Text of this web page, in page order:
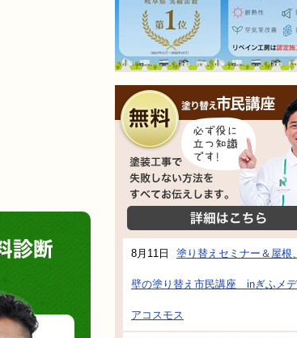
塗装工事
8月11日 塗り替えセミナー＆屋根
壁の塗り替え市民講座 inぎふメデ
アコスモス
塗装や防水・雨漏り補修
小さな塗装工事でもお願いできますか？